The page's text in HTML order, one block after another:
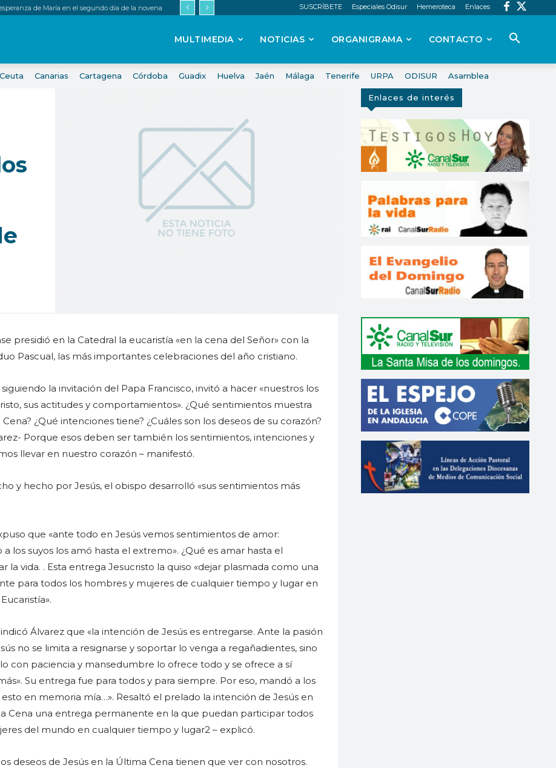
de María en el segundo día de la novena SUSCRÍBETE Especiales Odisur Hemeroteca Enlaces
MULTIMEDIA NOTICIAS ORGANIGRAMA CONTACTO
Canarias Cartagena Córdoba Guadix Huelva Jaén Málaga Tenerife URPA ODISUR Asamblea
presidió en la Catedral la eucaristía «en la cena del Señor» con la
Pascual, las más importantes celebraciones del año cristiano.
la invitación del Papa Francisco, invitó a hacer «nuestros los
sus actitudes y comportamientos». ¿Qué sentimientos muestra
¿Qué intenciones tiene? ¿Cuáles son los deseos de su corazón?
Porque esos deben ser también los sentimientos, intenciones y
llevar en nuestro corazón – manifestó.
y hecho por Jesús, el obispo desarrolló «sus sentimientos más
que «ante todo en Jesús vemos sentimientos de amor:
los suyos los amó hasta el extremo». ¿Qué es amar hasta el
la vida. . Esta entrega Jesucristo la quiso «dejar plasmada como una
para todos los hombres y mujeres de cualquier tiempo y lugar en
Álvarez que «la intención de Jesús es entregarse. Ante la pasión
no se limita a resignarse y soportar lo venga a regañadientes, sino
con paciencia y mansedumbre lo ofrece todo y se ofrece a sí
Su entrega fue para todos y para siempre. Por eso, mandó a los
en memoria mía…». Resaltó el prelado la intención de Jesús en
Cena una entrega permanente en la que puedan participar todos
del mundo en cualquier tiempo y lugar2 – explicó.
deseos de Jesús en la Última Cena tienen que ver con nosotros.
Enlaces de interés